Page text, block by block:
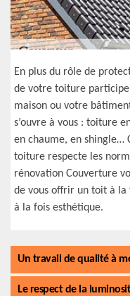
En plus du rôle de
de votre toiture
maison ou votre
s’ouvre à vous : toiture
en chaume, en shingle…
toiture respecte les
rénovation Couverture
de vous offrir un toit à
à la fois esthétique.
Un travail de qualité à
Le respect de la